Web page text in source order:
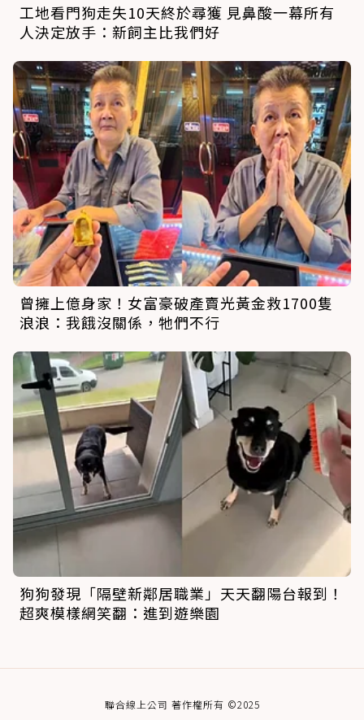
工地看門狗走失10天終於尋獲 見鼻酸一幕所有
人決定放手：新飼主比我們好
曾擁上億身家！女富豪破產賣光黃金救1700隻
浪浪：我餓沒關係，牠們不行
狗狗發現「隔壁新鄰居職業」天天翻陽台報到！
超爽模樣網笑翻：進到遊樂園
聯合線上公司 著作權所有 ©2025